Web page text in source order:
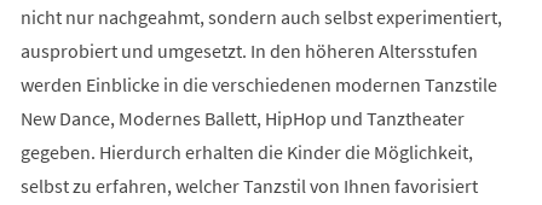
nicht nur nachgeahmt, sondern auch selbst experimentiert,
ausprobiert und umgesetzt. In den höheren Altersstufen
werden Einblicke in die verschiedenen modernen Tanzstile
New Dance, Modernes Ballett, HipHop und Tanztheater
gegeben. Hierdurch erhalten die Kinder die Möglichkeit,
selbst zu erfahren, welcher Tanzstil von Ihnen favorisiert